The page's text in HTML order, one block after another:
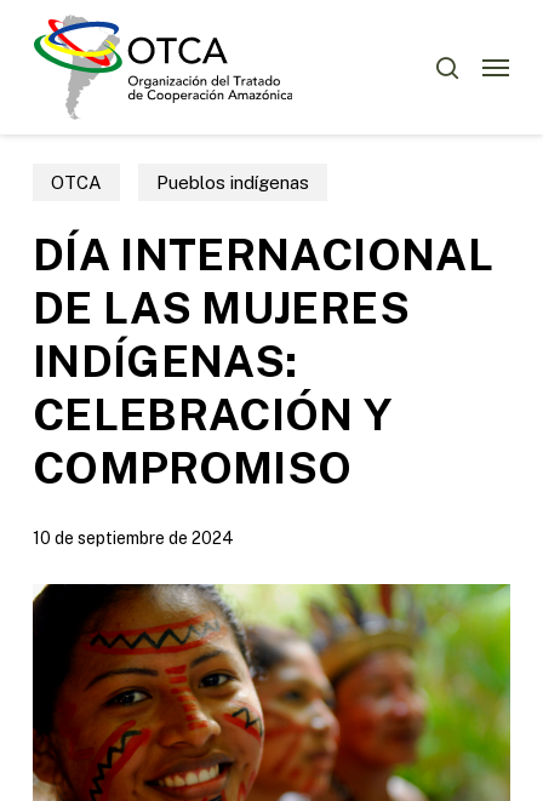
Menu
OTCA Pueblos indígenas
DÍA INTERNACIONAL
DE LAS MUJERES
INDÍGENAS:
CELEBRACIÓN Y
COMPROMISO
10 de septiembre de 2024